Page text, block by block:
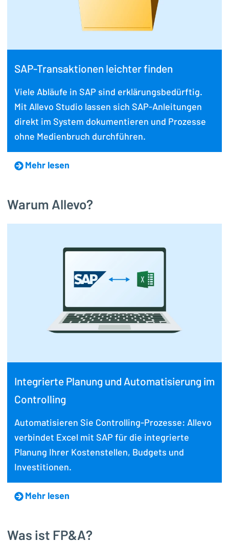
SAP-Transaktionen leichter finden
Viele Abläufe in SAP sind erklärungsbedürftig.
Mit Allevo Studio lassen sich SAP-Anleitungen
direkt im System dokumentieren und Prozesse
ohne Medienbruch durchführen.
Mehr lesen
Warum Allevo?
Integrierte Planung und Automatisierung im
Controlling
Automatisieren Sie Controlling-Prozesse: Allevo
verbindet Excel mit SAP für die integrierte
Planung Ihrer Kostenstellen, Budgets und
Investitionen.
Mehr lesen
Was ist FP&A?